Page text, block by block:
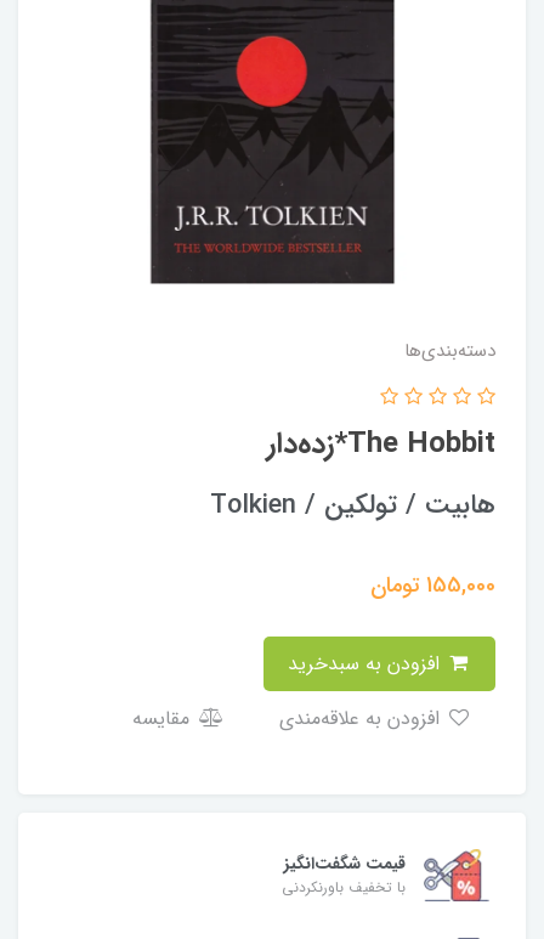
دسته‌بندی‌ها
The Hobbit*زده‌دار
هابیت / تولکین / Tolkien
155,000تومان
مقایسه
قیمت شگفت‌انگیز
با تخفیف باورنکردنی